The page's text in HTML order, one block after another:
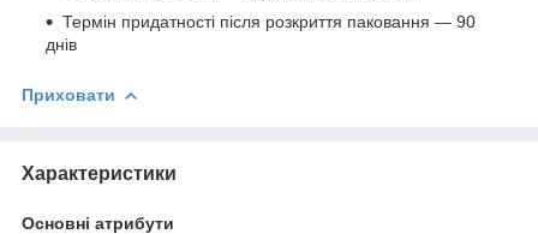
Термін придатності після розкриття паковання — 90
днів
Приховати
Характеристики
Основні атрибути